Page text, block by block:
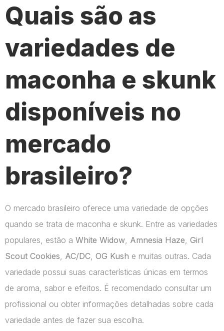
Quais são as
variedades de
maconha e skunk
disponíveis no
mercado
brasileiro?
O mercado brasileiro oferece uma variedade de opções
quando se trata de maconha e skunk. Entre as variedades
populares, estão a White Widow Amnesia Haze Girl
Scout Cookies AC/DC OG Kush e muitas outras. Cada
variedade possui suas características únicas em termos
de aroma, sabor e efeitos. É recomendado consultar um
profissional ou obter informações detalhadas sobre cada
variedade antes de fazer sua escolha.